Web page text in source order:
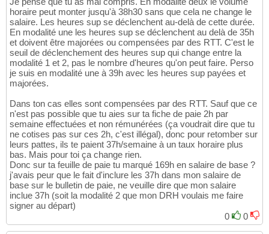
horaire peut monter jusqu'à 38h30 sans que cela ne change le
salaire. Les heures sup se déclenchent au-delà de cette durée.
En modalité une les heures sup se déclenchent au delà de 35h
et doivent être majorées ou compensées par des RTT. C'est le
seuil de déclenchement des heures sup qui change entre la
modalité 1 et 2, pas le nombre d'heures qu'on peut faire. Perso
je suis en modalité une à 39h avec les heures sup payées et
majorées.
Dans ton cas elles sont compensées par des RTT. Sauf que ce
n'est pas possible que tu aies sur ta fiche de paie 2h par
semaine effectuées et non rémunérées (ça voudrait dire que tu
ne cotises pas sur ces 2h, c'est illégal), donc pour retomber sur
leurs pattes, ils te paient 37h/semaine à un taux horaire plus
bas. Mais pour toi ça change rien.
Donc sur ta feuille de paie tu marqué 169h en salaire de base ?
j'avais peur que le fait d'inclure les 37h dans mon salaire de
base sur le bulletin de paie, ne veuille dire que mon salaire
inclue 37h (soit la modalité 2 que mon DRH voulais me faire
signer au départ)
0
0